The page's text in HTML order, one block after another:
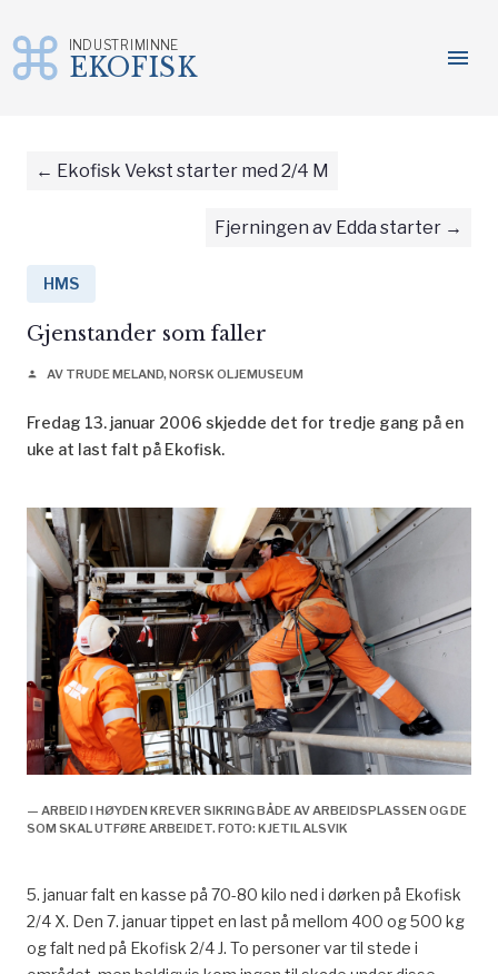
innhold
menu
INDUSTRIMINNE
EKOFISK
Ekofisk Vekst starter med 2/4 M
Fjerningen av Edda starter
HMS
Gjenstander som faller
person AV TRUDE MELAND, NORSK OLJEMUSEUM
Fredag 13. januar 2006 skjedde det for tredje gang på en
uke at last falt på Ekofisk.
— ARBEID I HØYDEN KREVER SIKRING BÅDE AV ARBEIDSPLASSEN OG DE
SOM SKAL UTFØRE ARBEIDET. FOTO: KJETIL ALSVIK
5. januar falt en kasse på 70-80 kilo ned i dørken på Ekofisk
2/4 X. Den 7. januar tippet en last på mellom 400 og 500 kg
og falt ned på Ekofisk 2/4 J. To personer var til stede i